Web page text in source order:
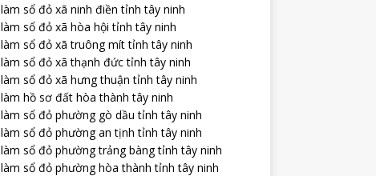
làm sổ đỏ xã ninh điền tỉnh tây ninh
làm sổ đỏ xã hòa hội tỉnh tây ninh
làm sổ đỏ xã truông mít tỉnh tây ninh
làm sổ đỏ xã thạnh đức tỉnh tây ninh
làm sổ đỏ xã hưng thuận tỉnh tây ninh
làm hồ sơ đất hòa thành tây ninh
làm sổ đỏ phường gò dầu tỉnh tây ninh
làm sổ đỏ phường an tịnh tỉnh tây ninh
làm sổ đỏ phường trảng bàng tỉnh tây ninh
làm sổ đỏ phường hòa thành tỉnh tây ninh